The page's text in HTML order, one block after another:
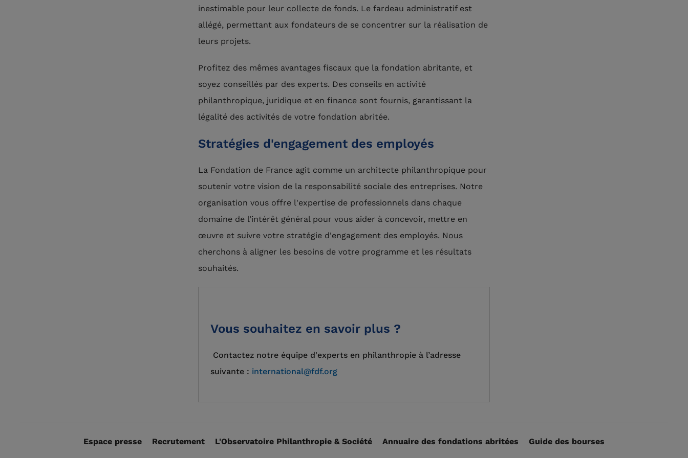
inestimable pour leur collecte de fonds. Le fardeau administratif est
allégé, permettant aux fondateurs de se concentrer sur la réalisation de
leurs projets.
Profitez des mêmes avantages fiscaux que la fondation abritante, et
soyez conseillés par des experts. Des conseils en activité
philanthropique, juridique et en finance sont fournis, garantissant la
légalité des activités de votre fondation abritée.
Stratégies d'engagement des employés
La Fondation de France agit comme un architecte philanthropique pour
soutenir votre vision de la responsabilité sociale des entreprises. Notre
organisation vous offre l'expertise de professionnels dans chaque
domaine de l’intérêt général pour vous aider à concevoir, mettre en
œuvre et suivre votre stratégie d'engagement des employés. Nous
cherchons à aligner les besoins de votre programme et les résultats
souhaités.
Vous souhaitez en savoir plus ?
Contactez notre équipe d'experts en philanthropie à l’adresse
suivante : international@fdf.org
Espace presse Recrutement L'Observatoire Philanthropie & Société Annuaire des fondations abritées Guide des bourses